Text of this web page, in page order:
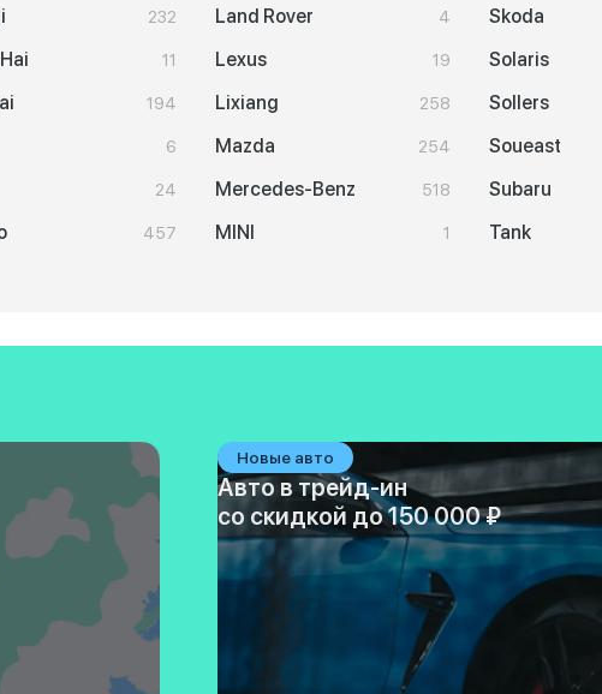
232
11
194
6
24
457
Land Rover 4
Lexus 19
Lixiang 258
Mazda 254
Mercedes-Benz 518
MINI 1
Skoda
Solaris
Sollers
Soueast
Subaru
Tank
Новые авто
Авто в трейд-ин
со скидкой до 150 000 ₽